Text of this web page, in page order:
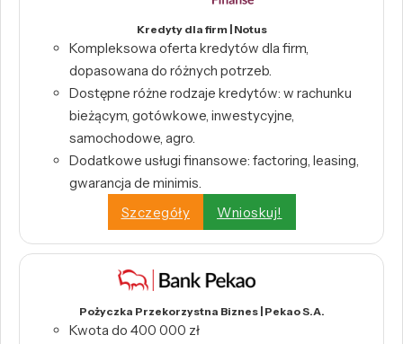
Kredyty dla firm | Notus
Kompleksowa oferta kredytów dla firm,
dopasowana do różnych potrzeb.
Dostępne różne rodzaje kredytów: w rachunku
bieżącym, gotówkowe, inwestycyjne,
samochodowe, agro.
Dodatkowe usługi finansowe: factoring, leasing,
gwarancja de minimis.
Szczegóły
Wnioskuj!
Pożyczka Przekorzystna Biznes | Pekao S.A.
Kwota do 400 000 zł